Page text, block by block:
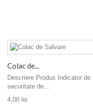
Colac de...
Descriere Produs Indicator de
securitate de...
4,00 lei